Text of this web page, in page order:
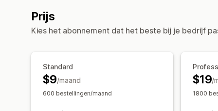
Prijs
Kies het abonnement dat het beste bij je bedrijf
Standard
$9/maand
600 bestellingen/maand
$19/
1800